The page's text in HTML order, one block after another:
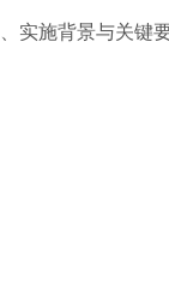
实施背景与关